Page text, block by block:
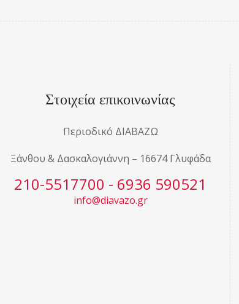
Στοιχεία επικοινωνίας
Περιοδικό ΔΙΑΒΑΖΩ
Ξάνθου & Δασκαλογιάννη – 16674 Γλυφάδα
210-5517700 - 6936 590521
info@diavazo.gr